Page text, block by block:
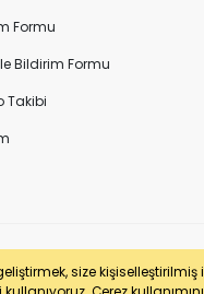
size
Formu
Bildirim Formu
Takibi
SSL sertifikası ile